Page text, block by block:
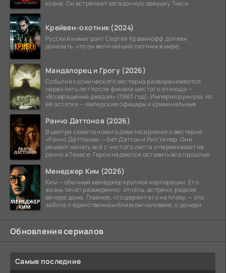
клана. Он встречает загадочную девушку Тию и
Крейвен-охотник (2024)
Русский иммигрант Сергей Кравинофф должен
доказать, что он величайший охотник в мире.
Мандалорец и Грогу (2026)
События космического вестерна разворачиваются
через пять лет после финала шестого эпизода —
«Возвращение джедая» (1983 год). Империя рухнула, но
её остатки — имперские офицеры и криминальные
Ранчо Даттонов (2026)
В центре сюжета нового девятисерийного вестерна
«Ранчо Даттонов» — Бет Даттон и Рип Уилер. Они
решают начать всё с чистого листа и переезжают на
ранчо в Техасе. Герои надеются оставить все прошлые
Менеджер Ким (2026)
Ким — обычный менеджер крупной корпорации. Его
жизнь течёт размеренно: отчёты, встречи, редкие
вечера дома. Главное, что держит его на плаву, — это
забота о единственном близком человеке, о дочери.
Обновления сериалов
Самые последние